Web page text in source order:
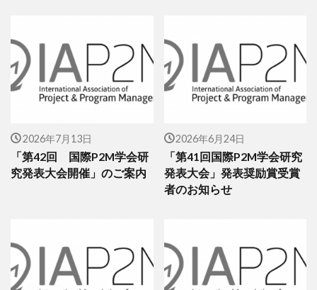
2026年7月13日
「第42回 国際P2M学会研
究発表大会開催」のご案内
2026年6月24日
「第41回国際P2M学会研究
発表大会」発表奨励賞受賞
者のお知らせ